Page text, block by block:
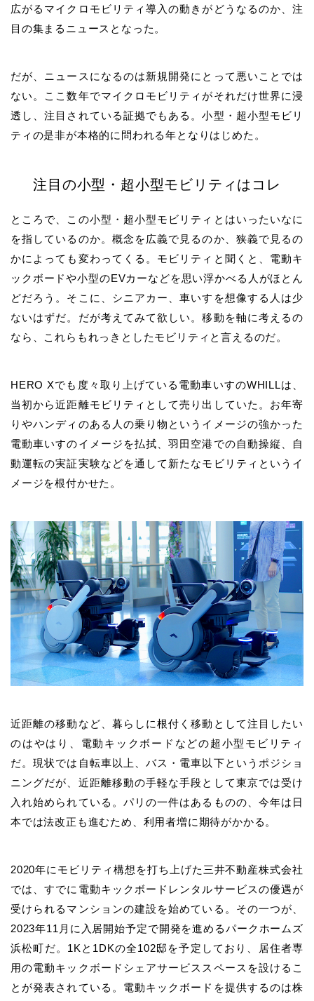
広がるマイクロモビリティ導入の動きがどうなるのか、注
目の集まるニュースとなった。
だが、ニュースになるのは新規開発にとって悪いことでは
ない。ここ数年でマイクロモビリティがそれだけ世界に浸
透し、注目されている証拠でもある。小型・超小型モビリ
ティの是非が本格的に問われる年となりはじめた。
注目の小型・超小型モビリティはコレ
ところで、この小型・超小型モビリティとはいったいなに
を指しているのか。概念を広義で見るのか、狭義で見るの
かによっても変わってくる。モビリティと聞くと、電動キ
ックボードや小型のEVカーなどを思い浮かべる人がほとん
どだろう。そこに、シニアカー、車いすを想像する人は少
ないはずだ。だが考えてみて欲しい。移動を軸に考えるの
なら、これらもれっきとしたモビリティと言えるのだ。
HERO Xでも度々取り上げている電動車いすのWHILLは、
当初から近距離モビリティとして売り出していた。お年寄
りやハンディのある人の乗り物というイメージの強かった
電動車いすのイメージを払拭、羽田空港での自動操縦、自
動運転の実証実験などを通して新たなモビリティというイ
メージを根付かせた。
近距離の移動など、暮らしに根付く移動として注目したい
のはやはり、電動キックボードなどの超小型モビリティ
だ。現状では自転車以上、バス・電車以下というポジショ
ニングだが、近距離移動の手軽な手段として東京では受け
入れ始められている。パリの一件はあるものの、今年は日
本では法改正も進むため、利用者増に期待がかかる。
2020年にモビリティ構想を打ち上げた三井不動産株式会社
では、すでに電動キックボードレンタルサービスの優遇が
受けられるマンションの建設を始めている。その一つが、
2023年11月に入居開始予定で開発を進めるパークホームズ
浜松町だ。1Kと1DKの全102邸を予定しており、居住者専
用の電動キックボードシェアサービススペースを設けるこ
とが発表されている。電動キックボードを提供するのは株